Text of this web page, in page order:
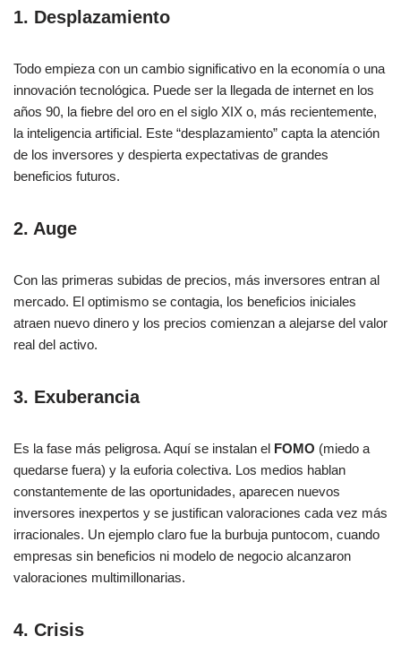
1. Desplazamiento
Todo empieza con un cambio significativo en la economía o una
innovación tecnológica. Puede ser la llegada de internet en los
años 90, la fiebre del oro en el siglo XIX o, más recientemente,
la inteligencia artificial. Este “desplazamiento” capta la atención
de los inversores y despierta expectativas de grandes
beneficios futuros.
2. Auge
Con las primeras subidas de precios, más inversores entran al
mercado. El optimismo se contagia, los beneficios iniciales
atraen nuevo dinero y los precios comienzan a alejarse del valor
real del activo.
3. Exuberancia
Es la fase más peligrosa. Aquí se instalan el FOMO (miedo a
quedarse fuera) y la euforia colectiva. Los medios hablan
constantemente de las oportunidades, aparecen nuevos
inversores inexpertos y se justifican valoraciones cada vez más
irracionales. Un ejemplo claro fue la burbuja puntocom, cuando
empresas sin beneficios ni modelo de negocio alcanzaron
valoraciones multimillonarias.
4. Crisis